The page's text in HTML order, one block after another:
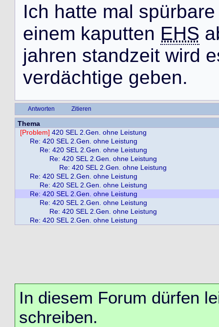
Ich hatte mal spürbare
einem kaputten EHS a
jahren standzeit wird e
verdächtige geben.
Antworten Zitieren
Thema
[Problem] 420 SEL 2.Gen. ohne Leistung
Re: 420 SEL 2.Gen. ohne Leistung
Re: 420 SEL 2.Gen. ohne Leistung
Re: 420 SEL 2.Gen. ohne Leistung
Re: 420 SEL 2.Gen. ohne Leistung
Re: 420 SEL 2.Gen. ohne Leistung
Re: 420 SEL 2.Gen. ohne Leistung
Re: 420 SEL 2.Gen. ohne Leistung
Re: 420 SEL 2.Gen. ohne Leistung
Re: 420 SEL 2.Gen. ohne Leistung
Re: 420 SEL 2.Gen. ohne Leistung
In diesem Forum dürfen
schreiben.